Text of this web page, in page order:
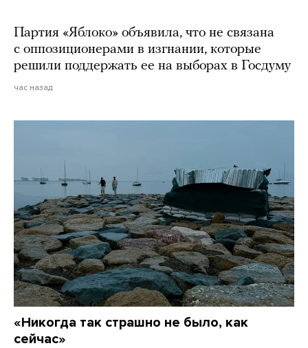
Партия «Яблоко» объявила, что не связана
с оппозиционерами в изгнании, которые
решили поддержать ее на выборах в Госдуму
час назад
«Никогда так страшно не было, как
сейчас»